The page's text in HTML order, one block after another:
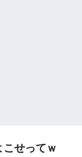
せってｗ